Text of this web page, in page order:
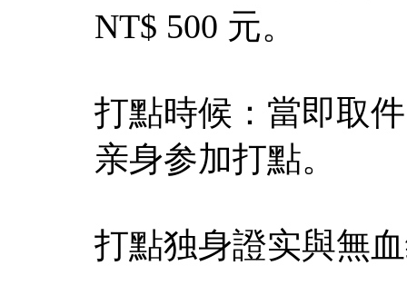
NT$ 500 元。
打點時候：當即取
亲身参加打點。
打點独身證实與無